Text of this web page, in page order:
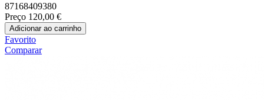
87168409380
Preço 120,00 €
Adicionar ao carrinho
Favorito
Comparar